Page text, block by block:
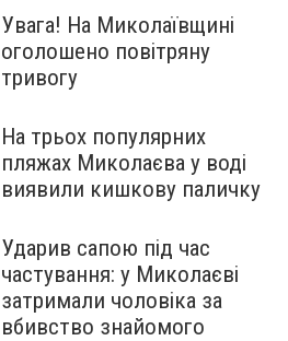
Увага! На Миколаївщині
оголошено повітряну
тривогу
На трьох популярних
пляжах Миколаєва у воді
виявили кишкову паличку
Ударив сапою під час
частування: у Миколаєві
затримали чоловіка за
вбивство знайомого